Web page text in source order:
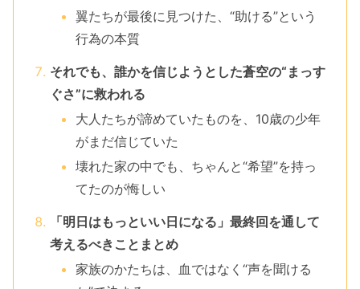
翼たちが最後に見つけた、“助ける”という
行為の本質
それでも、誰かを信じようとした蒼空の“まっす
ぐさ”に救われる
大人たちが諦めていたものを、10歳の少年
がまだ信じていた
壊れた家の中でも、ちゃんと“希望”を持っ
てたのが悔しい
「明日はもっといい日になる」最終回を通して
考えるべきことまとめ
家族のかたちは、血ではなく“声を聞ける